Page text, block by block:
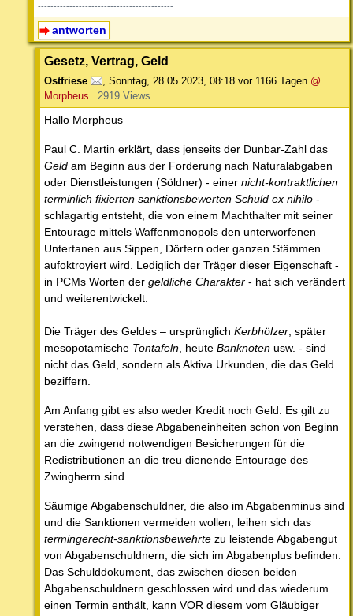
-------------------------------------------
antworten
Gesetz, Vertrag, Geld
Ostfriese , Sonntag, 28.05.2023, 08:18 vor 1166 Tagen @
Morpheus
2919 Views
Hallo Morpheus
Paul C. Martin erklärt, dass jenseits der Dunbar-Zahl das
Geld am Beginn aus der Forderung nach Naturalabgaben
oder Dienstleistungen (Söldner) - einer nicht-kontraktlichen
terminlich fixierten sanktionsbewerten Schuld ex nihilo -
schlagartig entsteht, die von einem Machthalter mit seiner
Entourage mittels Waffenmonopols den unterworfenen
Untertanen aus Sippen, Dörfern oder ganzen Stämmen
aufoktroyiert wird. Lediglich der Träger dieser Eigenschaft -
in PCMs Worten der geldliche Charakter - hat sich verändert
und weiterentwickelt.
Die Träger des Geldes – ursprünglich Kerbhölzer, später
mesopotamische Tontafeln, heute Banknoten usw. - sind
nicht das Geld, sondern als Aktiva Urkunden, die das Geld
beziffern.
Am Anfang gibt es also weder Kredit noch Geld. Es gilt zu
verstehen, dass diese Abgabeneinheiten schon von Beginn
an die zwingend notwendigen Besicherungen für die
Redistributionen an die treu dienende Entourage des
Zwingherrn sind.
Säumige Abgabenschuldner, die also im Abgabenminus sind
und die Sanktionen vermeiden wollen, leihen sich das
termingerecht-sanktionsbewehrte zu leistende Abgabengut
von Abgabenschuldnern, die sich im Abgabenplus befinden.
Das Schulddokument, das zwischen diesen beiden
Abgabenschuldnern geschlossen wird und das wiederum
einen Termin enthält, kann VOR diesem vom Gläubiger